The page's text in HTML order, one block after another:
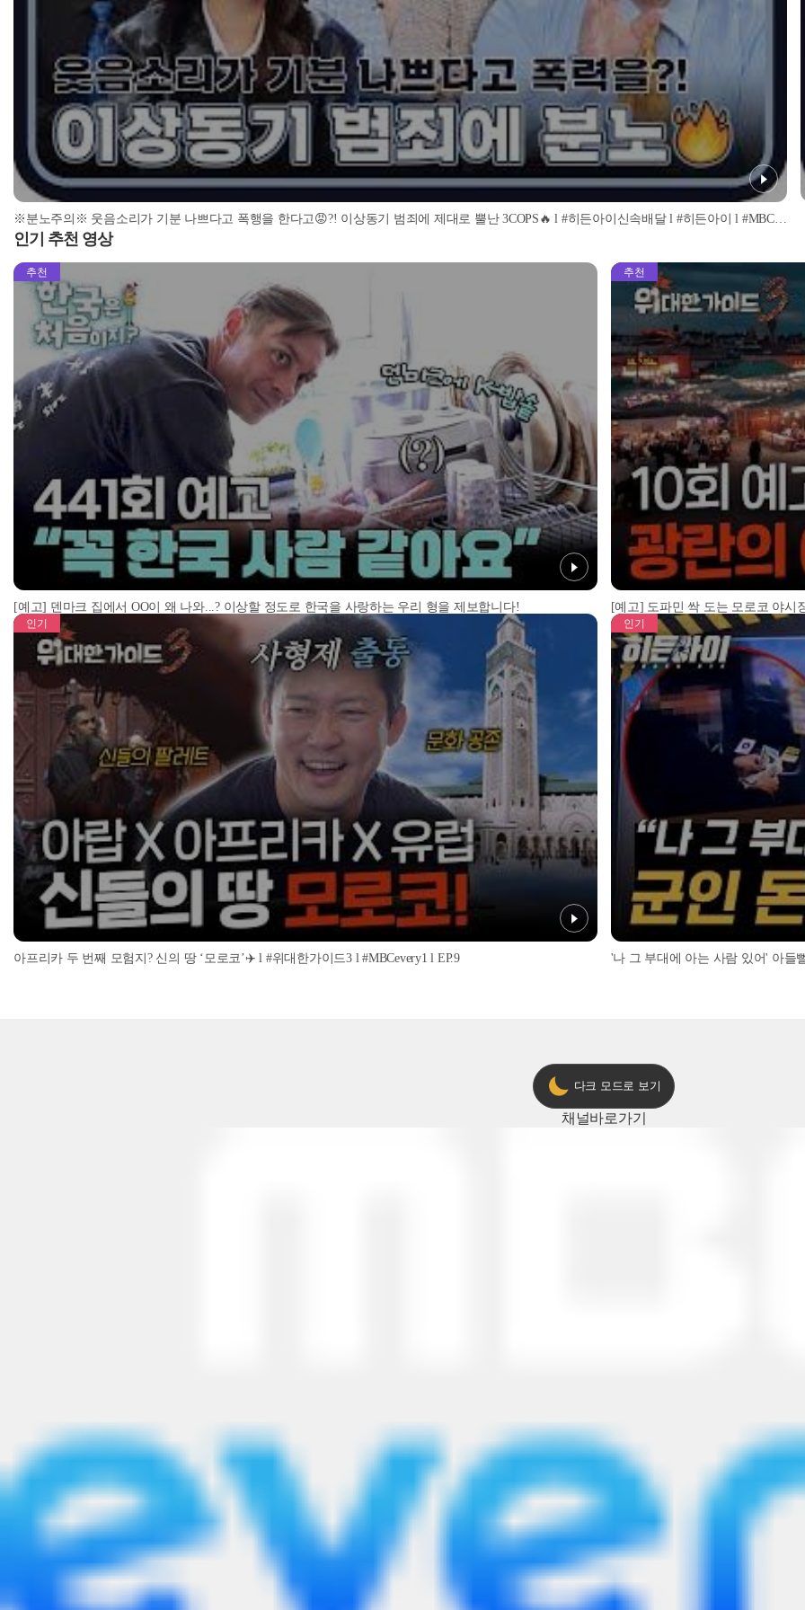
※분노주의※ 웃음소리가 기분 나쁘다고 폭행을 한다고😡?! 이상동기 범죄에 제대로 뿔난 3COPS🔥 l #히든아이신속배달 l #히든아이 l #MBCevery1 l EP.01
인기 추천 영상
추천
[예고] 덴마크 집에서 OO이 왜 나와...? 이상할 정도로 한국을 사랑하는 우리 형을 제보합니다!
추천
[예고] 도파민 싹 도는 모로코 야시
인기
아프리카 두 번째 모험지? 신의 땅 ‘모로코’✈️ l #위대한가이드3 l #MBCevery1 l EP.9
인기
'나 그 부대에 아는 사람 있어' 아들
다크 모드로 보기
채널바로가기